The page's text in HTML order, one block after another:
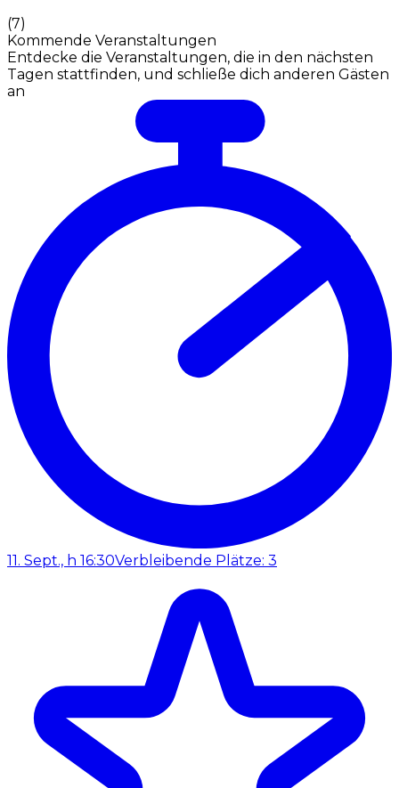
(7)
Kommende Veranstaltungen
Entdecke die Veranstaltungen, die in den nächsten
Tagen stattfinden, und schließe dich anderen Gästen
an
11. Sept., h 16:30Verbleibende Plätze: 3